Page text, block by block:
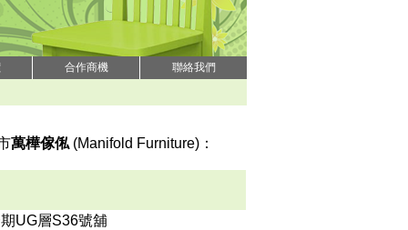
合作商機
聯絡我們
萬樺傢俬 (Manifold Furniture)：
UG層S36號舖